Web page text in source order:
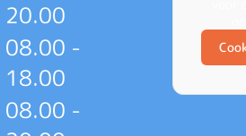
20.00
08.00 -
18.00
08.00 -